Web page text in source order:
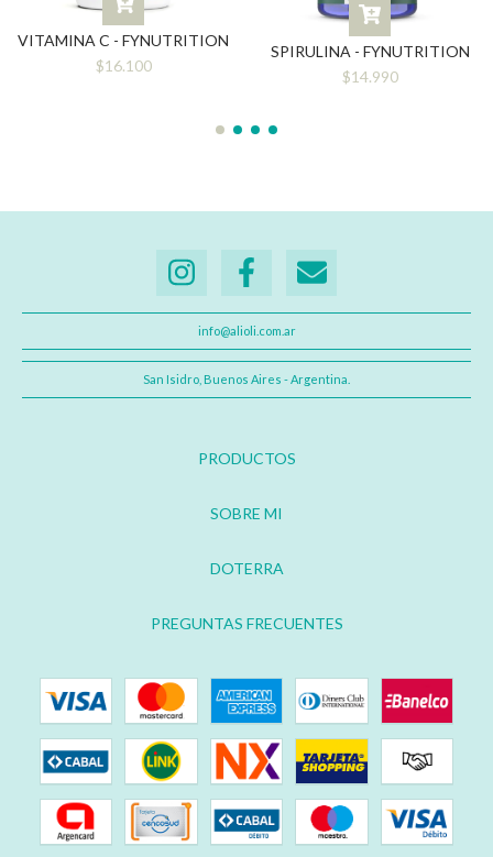
VITAMINA C - FYNUTRITION
$16.100
SPIRULINA - FYNUTRITION
$14.990
info@alioli.com.ar
San Isidro, Buenos Aires - Argentina.
PRODUCTOS
SOBRE MI
DOTERRA
PREGUNTAS FRECUENTES